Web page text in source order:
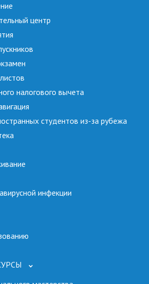
центр
налогового вычета
студентов из-за рубежа
инфекции